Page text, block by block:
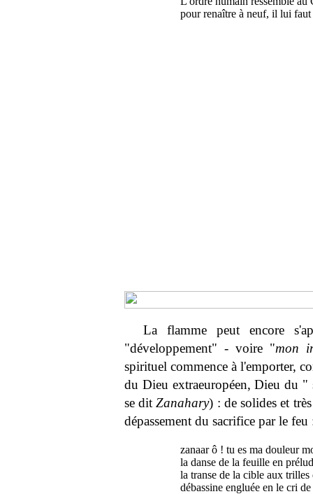
pour renaître à neuf, il lui
La flamme peut encore
"développement" - voire "mon
spirituel commence à l'emporter,
du Dieu extraeuropéen, Dieu du "
se ditZanahary) : de solides et
dépassement du sacrifice par le feu
zanaar ô ! tu es ma douleur
la danse de la feuille en
la transe de la cible aux trilles
débassine engluée en le cri